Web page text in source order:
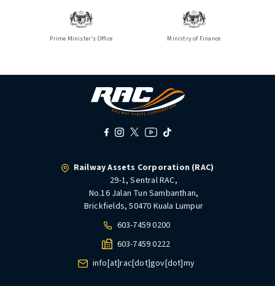
Prime Minister's Office Ministry of Finance
Railway Assets Corporation (RAC)
29-1, Sentral RAC,
No.16 Jalan Tun Sambanthan,
Brickfields, 50470 Kuala Lumpur
603-7459 0200
603-7459 0222
info[at]rac[dot]gov[dot]my